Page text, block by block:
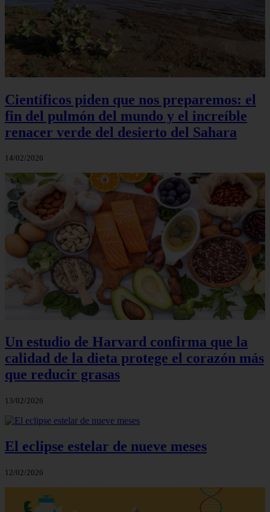
Científicos piden que nos preparemos: el
fin del pulmón del mundo y el increíble
renacer verde del desierto del Sahara
14/02/2026
Un estudio de Harvard confirma que la
calidad de la dieta protege el corazón más
que reducir grasas
13/02/2026
El eclipse estelar de nueve meses
12/02/2026